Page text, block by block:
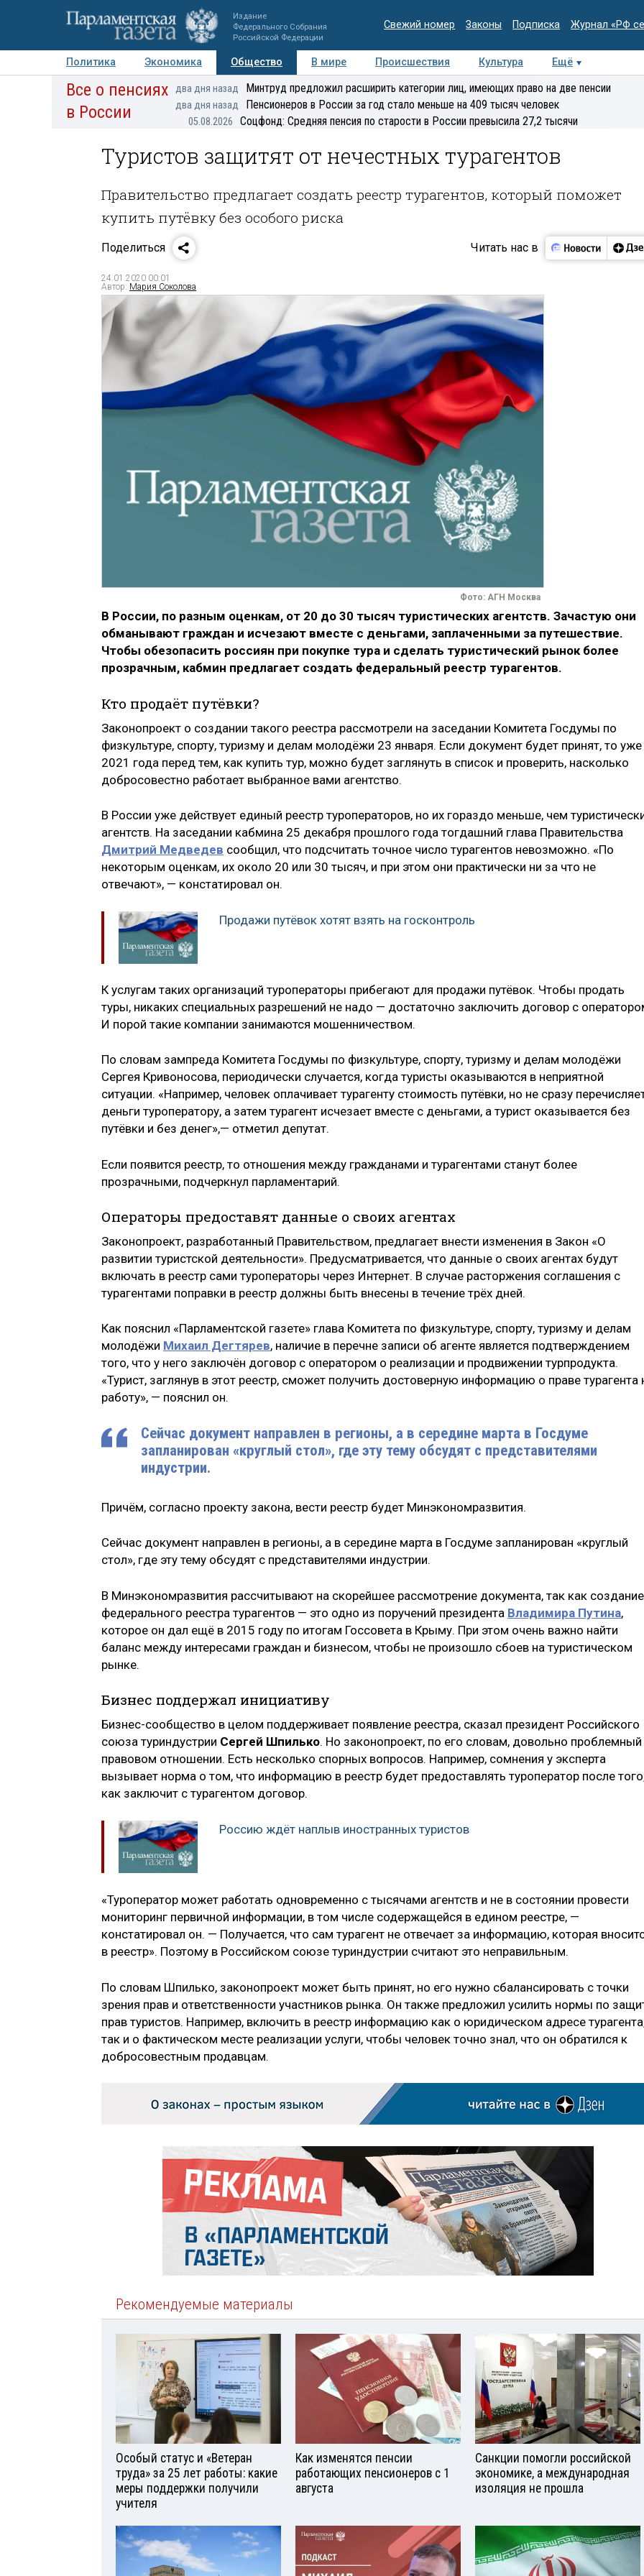
Издание
Федерального Собрания
Российской Федерации
Свежий номер Законы Подписка Журнал «РФ
Политика Экономика Общество В мире Происшествия Культура
Ещё
Авторы Персоны Мнения Регионы Медиацентр Интервью Колумнисты
Все о пенсиях
в России
два дня назад Минтруд предложил расширить категории лиц, имеющих право на две пенсии
два дня назад Пенсионеров в России за год стало меньше на 409 тысяч человек
05.08.2026 Соцфонд: Средняя пенсия по старости в России превысила 27,2 тысячи
Туристов защитят от нечестных турагентов
Правительство предлагает создать реестр турагентов, который поможет
купить путёвку без особого риска
Поделиться Читать нас в
24.01.2020 00:01
Автор: Мария Соколова
Фото: АГН Москва
В России, по разным оценкам, от 20 до 30 тысяч туристических агентств. Зачастую они
обманывают граждан и исчезают вместе с деньгами, заплаченными за путешествие.
Чтобы обезопасить россиян при покупке тура и сделать туристический рынок более
прозрачным, кабмин предлагает создать федеральный реестр турагентов.
Кто продаёт путёвки?
Законопроект о создании такого реестра рассмотрели на заседании Комитета Госдумы по
физкультуре, спорту, туризму и делам молодёжи 23 января. Если документ будет принят, то уже
2021 года перед тем, как купить тур, можно будет заглянуть в список и проверить, насколько
добросовестно работает выбранное вами агентство.
В России уже действует единый реестр туроператоров, но их гораздо меньше, чем
агентств. На заседании кабмина 25 декабря прошлого года тогдашний глава Правительства
Дмитрий Медведев сообщил, что подсчитать точное число турагентов невозможно. «По
некоторым оценкам, их около 20 или 30 тысяч, и при этом они практически ни за что не
отвечают», — констатировал он.
Продажи путёвок хотят взять на госконтроль
К услугам таких организаций туроператоры прибегают для продажи путёвок. Чтобы продать
туры, никаких специальных разрешений не надо — достаточно заключить договор с
И порой такие компании занимаются мошенничеством.
По словам зампреда Комитета Госдумы по физкультуре, спорту, туризму и делам молодёжи
Сергея Кривоносова, периодически случается, когда туристы оказываются в неприятной
ситуации. «Например, человек оплачивает турагенту стоимость путёвки, но не сразу
деньги туроператору, а затем турагент исчезает вместе с деньгами, а турист оказывается без
путёвки и без денег»,— отметил депутат.
Если появится реестр, то отношения между гражданами и турагентами станут более
прозрачными, подчеркнул парламентарий.
Операторы предоставят данные о своих агентах
Законопроект, разработанный Правительством, предлагает внести изменения в Закон «О
развитии туристской деятельности». Предусматривается, что данные о своих агентах будут
включать в реестр сами туроператоры через Интернет. В случае расторжения соглашения с
турагентами поправки в реестр должны быть внесены в течение трёх дней.
Как пояснил «Парламентской газете» глава Комитета по физкультуре, спорту, туризму и делам
молодёжи Михаил Дегтярев, наличие в перечне записи об агенте является подтверждением
того, что у него заключён договор с оператором о реализации и продвижении турпродукта.
«Турист, заглянув в этот реестр, сможет получить достоверную информацию о праве турагента
работу», — пояснил он.
Сейчас документ направлен в регионы, а в середине марта в Госдуме
запланирован «круглый стол», где эту тему обсудят с представителями
индустрии.
Причём, согласно проекту закона, вести реестр будет Минэкономразвития.
Сейчас документ направлен в регионы, а в середине марта в Госдуме запланирован «круглый
стол», где эту тему обсудят с представителями индустрии.
В Минэкономразвития рассчитывают на скорейшее рассмотрение документа, так как создание
федерального реестра турагентов — это одно из поручений президента Владимира Путина,
которое он дал ещё в 2015 году по итогам Госсовета в Крыму. При этом очень важно найти
баланс между интересами граждан и бизнесом, чтобы не произошло сбоев на туристическом
рынке.
Бизнес поддержал инициативу
Бизнес-сообщество в целом поддерживает появление реестра, сказал президент Российского
союза туриндустрии Сергей Шпилько. Но законопроект, по его словам, довольно проблемный
правовом отношении. Есть несколько спорных вопросов. Например, сомнения у эксперта
вызывает норма о том, что информацию в реестр будет предоставлять туроператор после
как заключит с турагентом договор.
Россию ждёт наплыв иностранных туристов
«Туроператор может работать одновременно с тысячами агентств и не в состоянии провести
мониторинг первичной информации, в том числе содержащейся в едином реестре, —
констатировал он. — Получается, что сам турагент не отвечает за информацию, которая
в реестр». Поэтому в Российском союзе туриндустрии считают это неправильным.
По словам Шпилько, законопроект может быть принят, но его нужно сбалансировать с точки
зрения прав и ответственности участников рынка. Он также предложил усилить нормы по
прав туристов. Например, включить в реестр информацию как о юридическом адресе
так и о фактическом месте реализации услуги, чтобы человек точно знал, что он обратился к
добросовестным продавцам.
Рекомендуемые материалы
Особый статус и «Ветеран
труда» за 25 лет работы: какие
меры поддержки получили
учителя
Как изменятся пенсии
работающих пенсионеров с 1
августа
Санкции помогли российской
экономике, а международная
изоляция не прошла